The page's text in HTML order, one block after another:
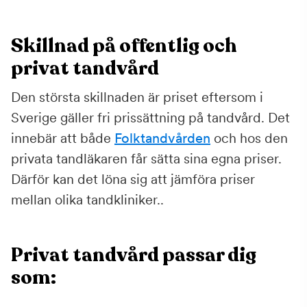
Skillnad på offentlig och
privat tandvård
Den största skillnaden är priset eftersom i
Sverige gäller fri prissättning på tandvård. Det
innebär att både Folktandvården och hos den
privata tandläkaren får sätta sina egna priser.
Därför kan det löna sig att jämföra priser
mellan olika tandkliniker..
Privat tandvård passar dig
som: